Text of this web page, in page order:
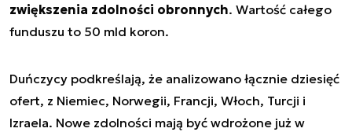
zwiększenia zdolności obronnych. Wartość całego
funduszu to 50 mld koron.
Duńczycy podkreślają, że analizowano łącznie dziesięć
ofert, z Niemiec, Norwegii, Francji, Włoch, Turcji i
Izraela. Nowe zdolności mają być wdrożone już w